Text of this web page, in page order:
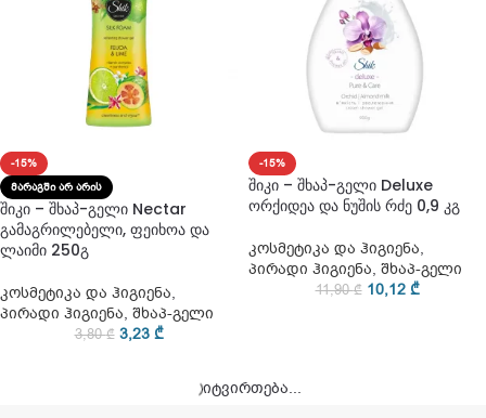
-15%
ᲛᲐᲠᲐᲒᲨᲘ ᲐᲠ ᲐᲠᲘᲡ
შიკი – შხაპ-გელი Nectar
გამაგრილებელი, ფეიხოა და
ლაიმი 250გ
კოსმეტიკა და ჰიგიენა,
პირადი ჰიგიენა, შხაპ-გელი
3,80₾ 3,23 ₾
-15%
შიკი – შხაპ-გელი Deluxe
ორქიდეა და ნუშის რძე 0,9 კგ
კოსმეტიკა და ჰიგიენა,
პირადი ჰიგიენა, შხაპ-გელი
11,90₾ 10,12 ₾